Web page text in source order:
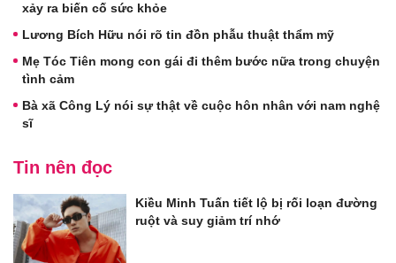
xảy ra biến cố sức khỏe
Lương Bích Hữu nói rõ tin đồn phẫu thuật thẩm mỹ
Mẹ Tóc Tiên mong con gái đi thêm bước nữa trong chuyện
tình cảm
Bà xã Công Lý nói sự thật về cuộc hôn nhân với nam nghệ
sĩ
Tin nên đọc
Kiều Minh Tuấn tiết lộ bị rối loạn đường
ruột và suy giảm trí nhớ